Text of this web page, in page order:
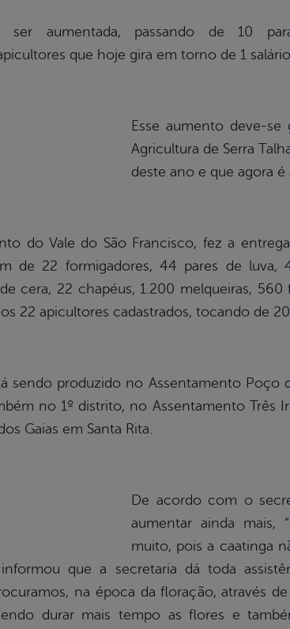
ser aumentada, passando de 10
que hoje gira em torno de 1
Esse aumento deve-
Agricultura de Serra
deste ano e que agora é
do Vale do São Francisco, fez a
de 22 formigadores, 44 pares de luva,
cera, 22 chapéus, 1.200 melqueiras,
22 apicultores cadastrados, tocando de
sendo produzido no Assentamento Poço
no 1º distrito, no Assentamento Três
Gaias em Santa Rita.
De acordo com o
aumentar ainda mais,
muito, pois a caatinga
que a secretaria dá toda
na época da floração, através
durar mais tempo as flores e